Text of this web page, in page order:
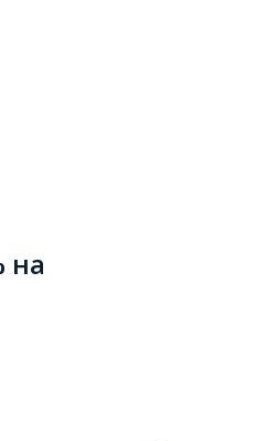
на